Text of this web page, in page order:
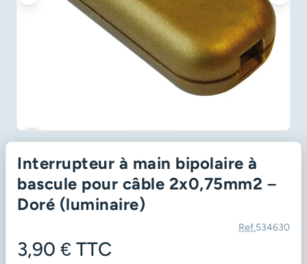
favorite_border
Interrupteur à main bipolaire à
bascule pour câble 2x0,75mm2 –
Doré (luminaire)
Ref.534630
3,90 € TTC